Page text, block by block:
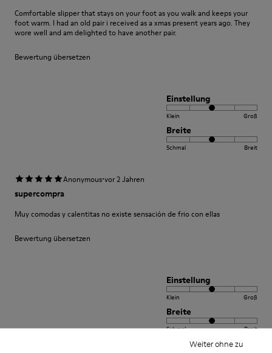
Weiter ohne zu
Comfortable slipper that stays on your foot as you walk and keeps your
foot warm. I had an old pair i received as a xmas present years ago. They
wore well and am delighted to have another pair.
Bewertung übersetzen
Einstellung
Klein Groß
Breite
Schmal Breit
Anonymous·vor 2 Jahren
supercompra
Muy comodas y calentitas no existe sensación de frio con ellas
Bewertung übersetzen
Einstellung
Klein Groß
Breite
Schmal Breit